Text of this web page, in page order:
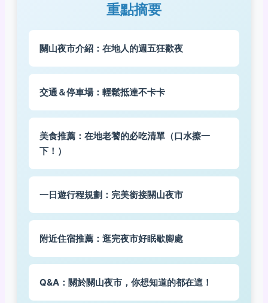
重點摘要
關山夜市介紹：在地人的週五狂歡夜
交通＆停車場：輕鬆抵達不卡卡
美食推薦：在地老饕的必吃清單（口水擦一
下！）
一日遊行程規劃：完美銜接關山夜市
附近住宿推薦：逛完夜市好眠歇腳處
Q&A：關於關山夜市，你想知道的都在這！